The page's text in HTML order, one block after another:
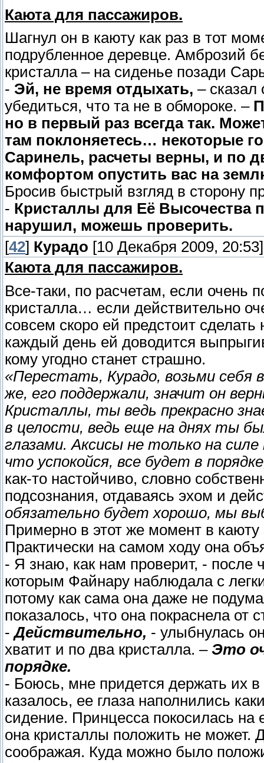
Каюта для пассажиров.
Шагнул он в каюту как раз в тот
подрубленное деревце. Амброзий
кристалла – на сиденье позади
- Эй, не время отдыхать, – сказал
убедиться, что та не в обмороке. –
но в первый раз всегда так.
там поклоняетесь… некоторые
Саринель, расчеты верны, и по
комфортом опустить вас на
Бросив быстрый взгляд в сторону
- Кристаллы для Её Высочества
нарушил, можешь проверить.
[42] Курадо [10 Декабря 2009, 20:53]
Каюта для пассажиров.
Все-таки, по расчетам, если очень
кристалла… если действительно
совсем скоро ей предстоит
каждый день ей доводится
кому угодно станет страшно.
«Перестать, Курадо, возьми себя
же, его поддержали, значит он
Кристаллы, ты ведь прекрасно
в целости, ведь еще на днях ты
глазами. Аксисы не только на
что успокойся, все будет в
как-то настойчиво, словно
подсознания, отдаваясь эхом и
обязательно будет хорошо, мы
Примерно в этот же момент в
Практически на самом ходу она
- Я знаю, как нам проверит, - после
которым Файнару наблюдала с
потому как сама она даже не
показалось, что она покраснела от
-Действительно, - улыбнулась
хватит и по два кристалла. – Это
порядке.
- Боюсь, мне придется держать их
казалось, ее глаза наполнились
сидение. Принцесса покосилась
она кристаллы положить не может.
соображая. Куда можно было